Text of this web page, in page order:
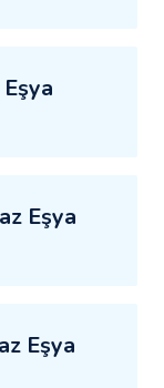
Eşya
Eşya